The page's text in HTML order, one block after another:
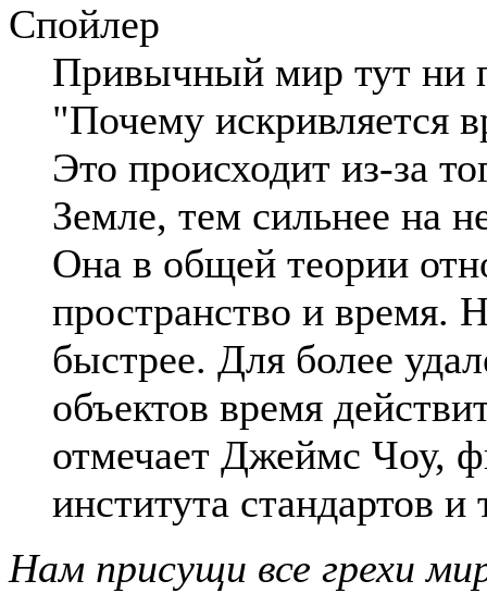
Спойлер
Привычный мир тут ни
"Почему искривляется
Это происходит из-за
Земле, тем сильнее на
Она в общей теории
пространство и время.
быстрее. Для более
объектов время
отмечает Джеймс Чоу,
института стандартов
Нам присущи все грехи